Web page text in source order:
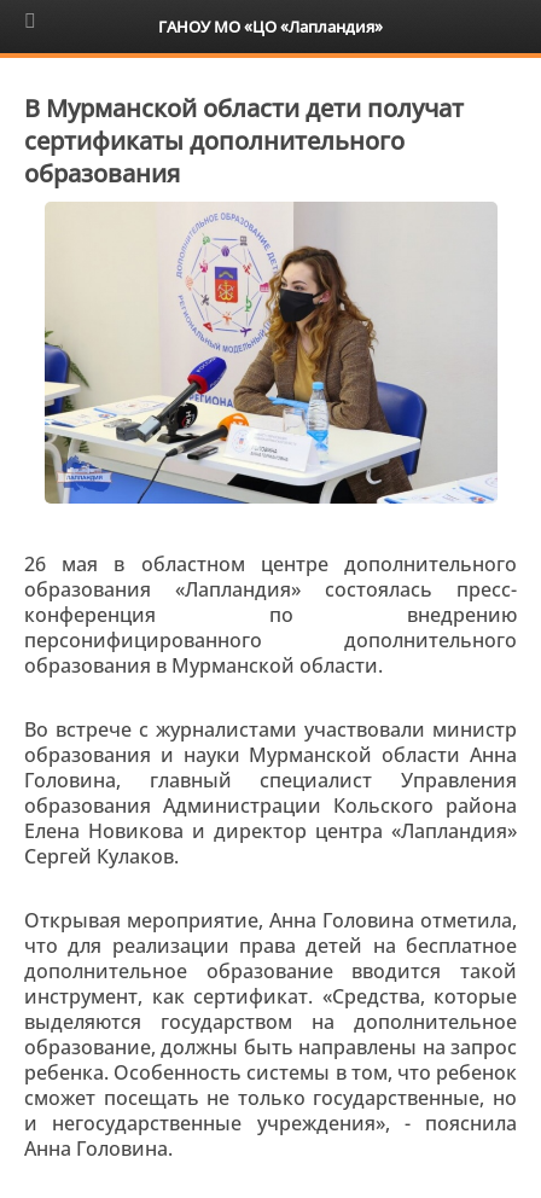
6+
В Мурманской области дети получат
сертификаты дополнительного
образования
26 мая в областном центре дополнительного
образования «Лапландия» состоялась пресс-
конференция по внедрению
персонифицированного дополнительного
образования в Мурманской области.
Во встрече с журналистами участвовали министр
образования и науки Мурманской области Анна
Головина, главный специалист Управления
образования Администрации Кольского района
Елена Новикова и директор центра «Лапландия»
Сергей Кулаков.
Открывая мероприятие, Анна Головина отметила,
что для реализации права детей на бесплатное
дополнительное образование вводится такой
инструмент, как сертификат. «Средства, которые
выделяются государством на дополнительное
образование, должны быть направлены на запрос
ребенка. Особенность системы в том, что ребенок
сможет посещать не только государственные, но
и негосударственные учреждения», - пояснила
Анна Головина.
ГАНОУ МО «ЦО «Лапландия»